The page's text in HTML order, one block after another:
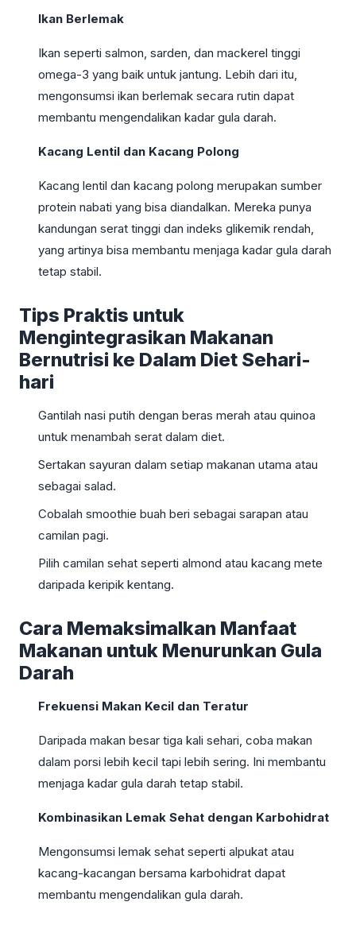
Ikan Berlemak
Ikan seperti salmon, sarden, dan mackerel tinggi
omega-3 yang baik untuk jantung. Lebih dari itu,
mengonsumsi ikan berlemak secara rutin dapat
membantu mengendalikan kadar gula darah.
Kacang Lentil dan Kacang Polong
Kacang lentil dan kacang polong merupakan sumber
protein nabati yang bisa diandalkan. Mereka punya
kandungan serat tinggi dan indeks glikemik rendah,
yang artinya bisa membantu menjaga kadar gula darah
tetap stabil.
Tips Praktis untuk
Mengintegrasikan Makanan
Bernutrisi ke Dalam Diet Sehari-
hari
Gantilah nasi putih dengan beras merah atau quinoa
untuk menambah serat dalam diet.
Sertakan sayuran dalam setiap makanan utama atau
sebagai salad.
Cobalah smoothie buah beri sebagai sarapan atau
camilan pagi.
Pilih camilan sehat seperti almond atau kacang mete
daripada keripik kentang.
Cara Memaksimalkan Manfaat
Makanan untuk Menurunkan Gula
Darah
Frekuensi Makan Kecil dan Teratur
Daripada makan besar tiga kali sehari, coba makan
dalam porsi lebih kecil tapi lebih sering. Ini membantu
menjaga kadar gula darah tetap stabil.
Kombinasikan Lemak Sehat dengan Karbohidrat
Mengonsumsi lemak sehat seperti alpukat atau
kacang-kacangan bersama karbohidrat dapat
membantu mengendalikan gula darah.